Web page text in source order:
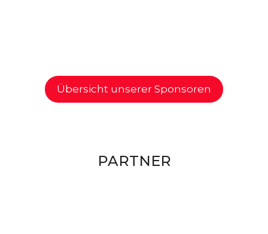
Übersicht unserer Sponsoren
PARTNER